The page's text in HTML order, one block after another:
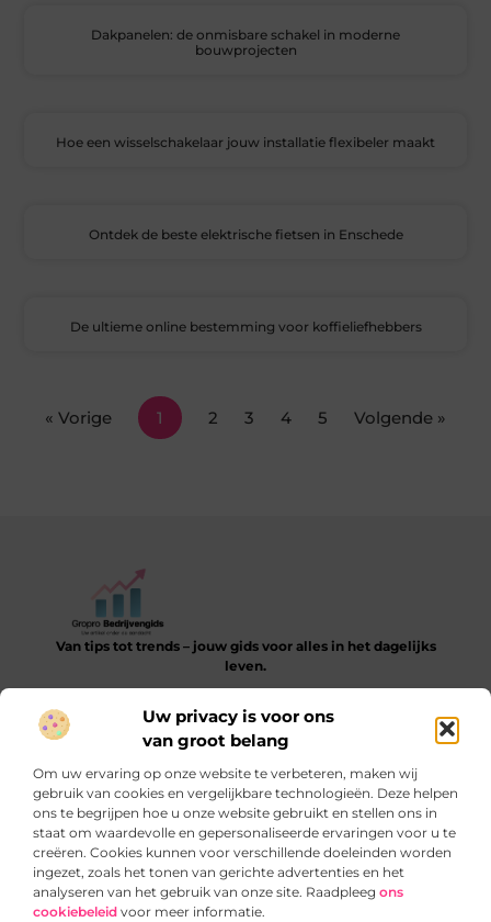
Uw privacy is voor ons
van groot belang
Om uw ervaring op onze website te verbeteren, maken wij
gebruik van cookies en vergelijkbare technologieën. Deze helpen
ons te begrijpen hoe u onze website gebruikt en stellen ons in
staat om waardevolle en gepersonaliseerde ervaringen voor u te
creëren. Cookies kunnen voor verschillende doeleinden worden
ingezet, zoals het tonen van gerichte advertenties en het
analyseren van het gebruik van onze site. Raadpleeg ons
cookiebeleid voor meer informatie.
Dakpanelen: de onmisbare schakel in moderne
bouwprojecten
Hoe een wisselschakelaar jouw installatie flexibeler maakt
Ontdek de beste elektrische fietsen in Enschede
De ultieme online bestemming voor koffieliefhebbers
« Vorige 1 2 3 4 5 Volgende »
Van tips tot trends – jouw gids voor alles in het dagelijks
leven.
helpen bij het ontdekken, leren en verbeteren van je dagelijkse
routine.
Bericht categorie
Onze informatie